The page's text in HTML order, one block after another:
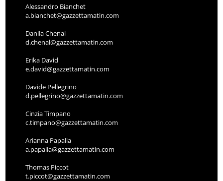
Alessandro Bianchet
a.bianchet@gazzettamatin.com
Danila Chenal
d.chenal@gazzettamatin.com
Erika David
e.david@gazzettamatin.com
Davide Pellegrino
d.pellegrino@gazzettamatin.com
Cinzia Timpano
c.timpano@gazzettamatin.com
Arianna Papalia
a.papalia@gazzettamatin.com
Thomas Piccot
t.piccot@gazzettamatin.com